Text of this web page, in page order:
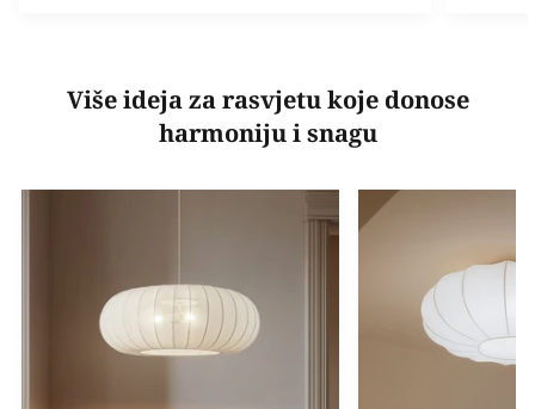
Više ideja za rasvjetu koje donose
harmoniju i snagu